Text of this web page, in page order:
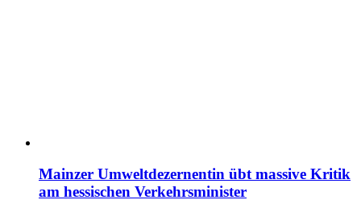
Mainzer Umweltdezernentin übt massive Kritik
am hessischen Verkehrsminister